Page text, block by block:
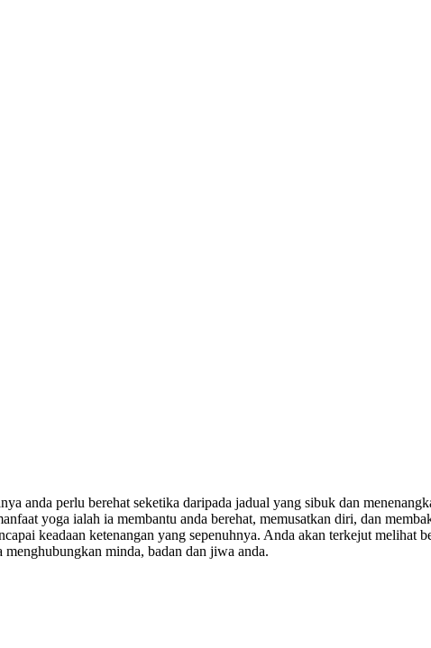
anda perlu berehat seketika daripada jadual yang sibuk dan
yoga ialah ia membantu anda berehat, memusatkan diri, dan
keadaan ketenangan yang sepenuhnya. Anda akan terkejut melihat
minda, badan dan jiwa anda.